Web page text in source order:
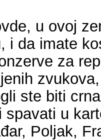
u ovoj
i da imate
za
ste biti
spavati u
Poljak,